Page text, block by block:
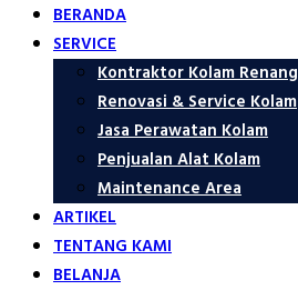
BERANDA
SERVICE
Kontraktor Kolam Renang
Renovasi & Service Kolam
Jasa Perawatan Kolam
Penjualan Alat Kolam
Maintenance Area
ARTIKEL
TENTANG KAMI
BELANJA